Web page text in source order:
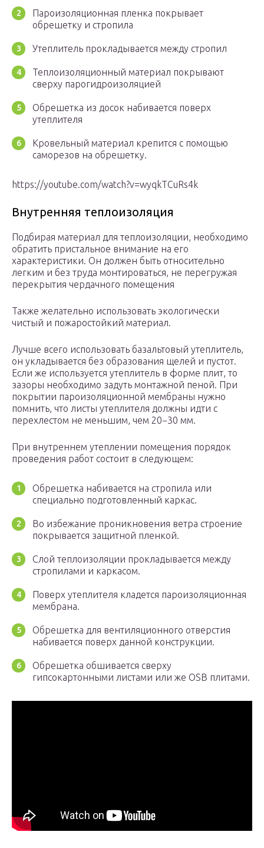
Пароизоляционная пленка покрывает
обрешетку и стропила
Утеплитель прокладывается между стропил
Теплоизоляционный материал покрывают
сверху парогидроизоляцией
Обрешетка из досок набивается поверх
утеплителя
Кровельный материал крепится с помощью
саморезов на обрешетку.
https://youtube.com/watch?v=wyqkTCuRs4k
Внутренняя теплоизоляция
Подбирая материал для теплоизоляции, необходимо
обратить пристальное внимание на его
характеристики. Он должен быть относительно
легким и без труда монтироваться, не перегружая
перекрытия чердачного помещения
Также желательно использовать экологически
чистый и пожаростойкий материал.
Лучше всего использовать базальтовый утеплитель,
он укладывается без образования щелей и пустот.
Если же используется утеплитель в форме плит, то
зазоры необходимо задуть монтажной пеной. При
покрытии пароизоляционной мембраны нужно
помнить, что листы утеплителя должны идти с
перехлестом не меньшим, чем 20−30 мм.
При внутреннем утеплении помещения порядок
проведения работ состоит в следующем:
Обрешетка набивается на стропила или
специально подготовленный каркас.
Во избежание проникновения ветра строение
покрывается защитной пленкой.
Слой теплоизоляции прокладывается между
стропилами и каркасом.
Поверх утеплителя кладется пароизоляционная
мембрана.
Обрешетка для вентиляционного отверстия
набивается поверх данной конструкции.
Обрешетка обшивается сверху
гипсокартонными листами или же OSB плитами.